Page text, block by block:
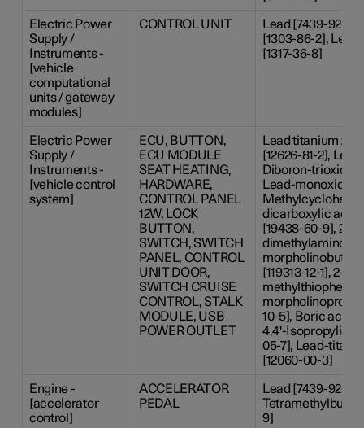
Electric Power
Supply /
Instruments -
[vehicle
computational
units / gateway
modules]
CONTROL UNIT
Lead [7439-92-
[1303-86-2],
[1317-36-8]
Electric Power
Supply /
Instruments -
[vehicle control
system]
ECU, BUTTON,
ECU MODULE
SEAT HEATING,
HARDWARE,
CONTROL PANEL
12W, LOCK
BUTTON,
SWITCH, SWITCH
PANEL, CONTROL
UNIT DOOR,
SWITCH CRUISE
CONTROL, STALK
MODULE, USB
POWER OUTLET
Lead titanium
[12626-81-2],
Diboron-trioxide
Lead-monoxide
dicarboxylic acid
[19438-60-9], 2-
dimethylamino-4-
[119313-12-1], 2-
10-5], Boric acid
4,4'-
05-7], Lead-
[12060-00-3]
Engine -
[accelerator
control]
ACCELERATOR
PEDAL
Lead [7439-92-1],
9]